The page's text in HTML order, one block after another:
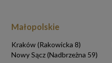
Małopolskie
Kraków (Rakowicka 8)
Nowy Sącz (Nadbrzeżna 59)